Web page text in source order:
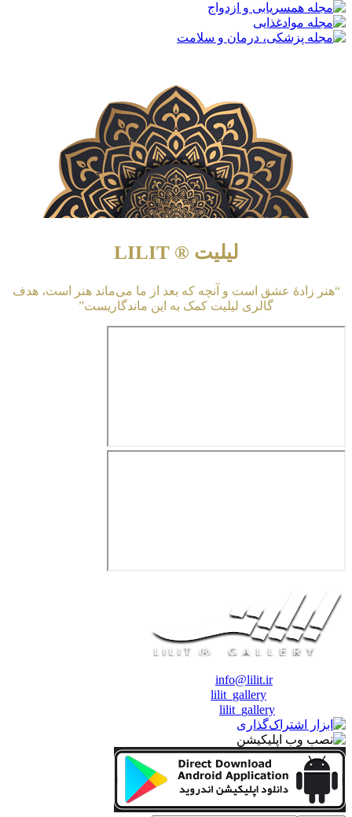
لیلیت ® LILIT
“هنر زادهٔ عشق است و آنچه که بعد از ما می‌ماند هنر است، هدف
گالری لیلیت کمک به این ماندگاریست”
info@lilit.ir
lilit_gallery
lilit_gallery